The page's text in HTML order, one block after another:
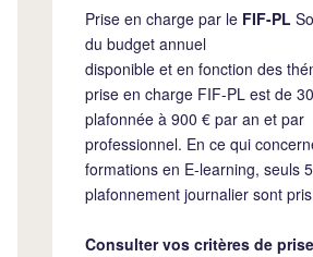
Prise en charge par le FIF-PL
du budget annuel
disponible et en fonction des
prise en charge FIF-PL est de
plafonnée à 900 € par an et par
professionnel. En ce qui
formations en E-learning, seuls
plafonnement journalier sont
Consulter vos critères de